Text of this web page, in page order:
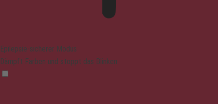
Epilepsie-sicherer Modus
Dämpft Farben und stoppt das Blinken